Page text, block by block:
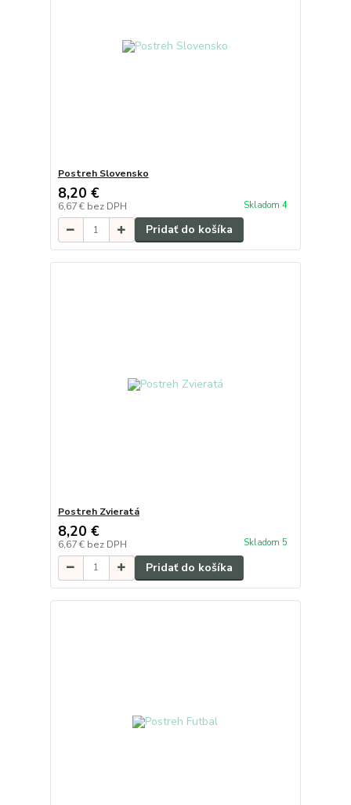
Postreh Slovensko
8,20 €
6,67 € bez DPH Skladom 4
Pridať do košíka
Postreh Zvieratá
8,20 €
6,67 € bez DPH Skladom 5
Pridať do košíka